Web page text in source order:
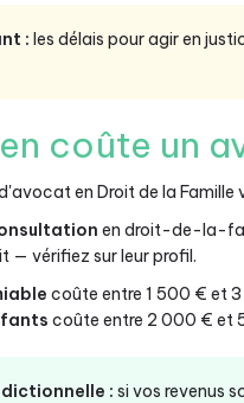
: les délais pour agir en
coûte un
en Droit de la
en droit-de-la-
— vérifiez sur leur profil.
coûte entre 1 500 € et
coûte entre 2 000 € et
: si vos revenus